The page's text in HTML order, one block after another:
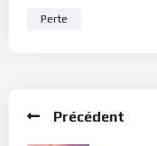
Perte
Précédent